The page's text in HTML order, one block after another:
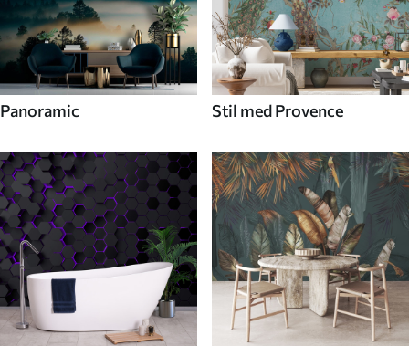
Panoramic Stil med Provence